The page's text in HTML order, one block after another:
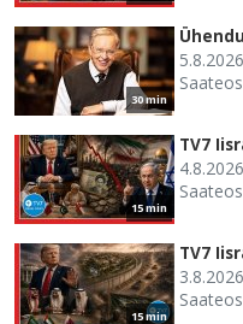
30 min
15 min
TV7
15 min
TV7